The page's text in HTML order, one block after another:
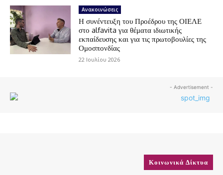
Ανακοινώσεις
Η συνέντευξη του Προέδρου της ΟΙΕΛΕ
στο alfavita για θέματα ιδιωτικής
εκπαίδευσης και για τις πρωτοβουλίες της
Ομοσπονδίας
22 Ιουλίου 2026
- Advertisement -
Κοινωνικά Δίκτυα